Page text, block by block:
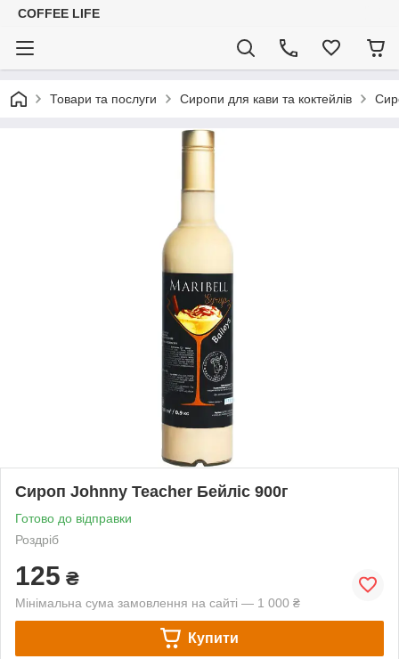
COFFEE LIFE
Товари та послуги Сиропи для кави та коктейлів
Сироп Johnny Teacher Бейліс 900г
Готово до відправки
Роздріб
125 ₴
Мінімальна сума замовлення на сайті — 1 000 ₴
Купити